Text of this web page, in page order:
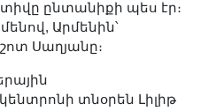
ընտանիքի պես էր։
Արմենին՝
Սաղյանը։
տնօրեն Լիլիթ